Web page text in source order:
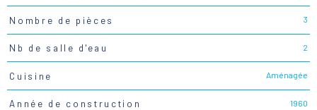
Nombre de pièces 3
Nb de salle d'eau 2
Cuisine Aménagée
Année de construction 1960